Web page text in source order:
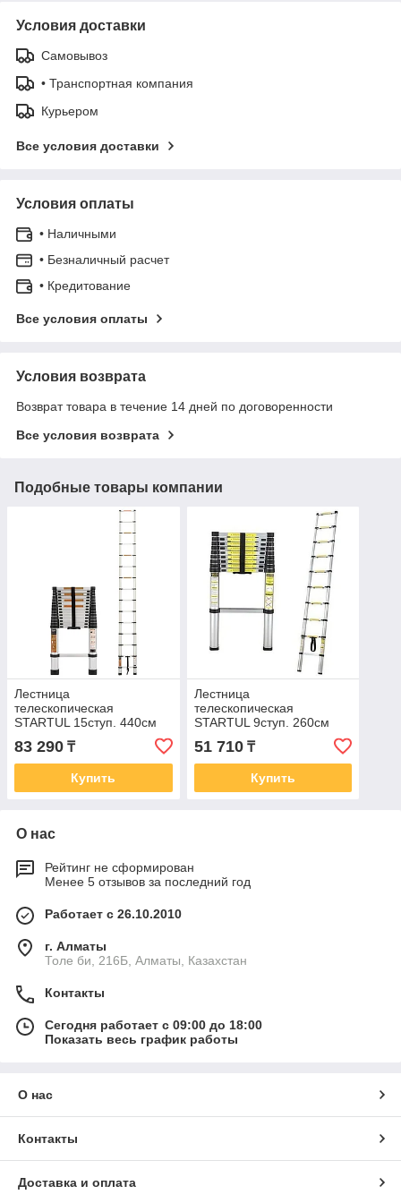
Условия доставки
Самовывоз
• Транспортная компания
Курьером
Все условия доставки
Условия оплаты
• Наличными
• Безналичный расчет
• Кредитование
Все условия оплаты
Условия возврата
Возврат товара в течение 14 дней по договоренности
Все условия возврата
Подобные товары компании
Лестница
телескопическая
STARTUL 15ступ. 440см
ST9734-044
83 290 ₸
Купить
Лестница
телескопическая
STARTUL 9ступ. 260см
ST9734-026
51 710₸
Купить
О нас
Рейтинг не сформирован
Менее 5 отзывов за последний год
Работает с 26.10.2010
г. Алматы
Толе би, 216Б, Алматы, Казахстан
Контакты
Сегодня работает с 09:00 до 18:00
Показать весь график работы
О нас
Контакты
Доставка и оплата